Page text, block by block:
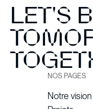
LET'S
NOS PAGES
Notre vision